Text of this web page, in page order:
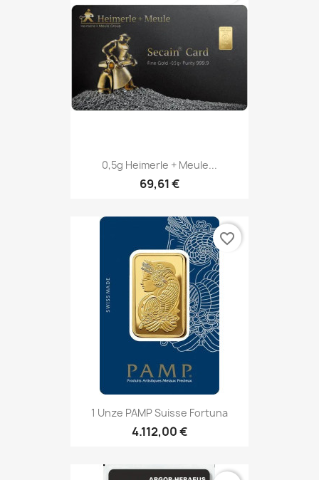
0,5g Heimerle + Meule...
69,61 €
1 Unze PAMP Suisse Fortuna
4.112,00 €
favorite_border